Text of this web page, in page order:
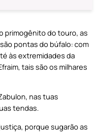
primogênito do touro, as
pontas do búfalo: com
às extremidades da
tais são os milhares
nas tuas
tendas.
porque sugarão as